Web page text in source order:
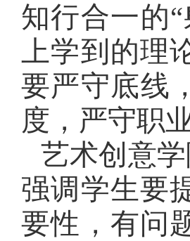
知行合一的
上学到的
要严守底线
度，严守职
艺术创意
强调学生要
要性， 有问